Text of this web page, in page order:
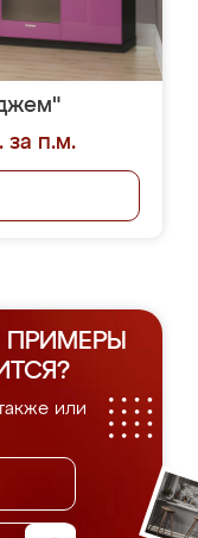
за п.м.
ПРИМЕРЫ
или